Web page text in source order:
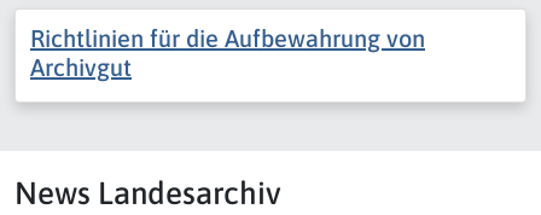
Richtlinien für die Aufbewahrung von
Archivgut
News Landesarchiv